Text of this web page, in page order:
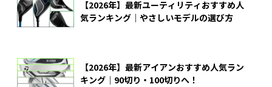
【2026年】最新ユーティリティおすすめ人
気ランキング｜やさしいモデルの選び方
【2026年】最新アイアンおすすめ人気ラン
キング｜90切り・100切りへ！